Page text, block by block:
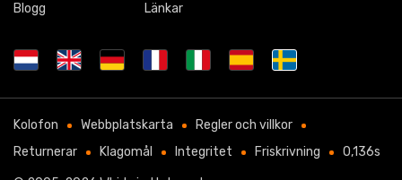
Blogg
Länkar
Kolofon Webbplatskarta
Regler och villkor
Returnerar
Klagomål Integritet Friskrivning 0,136s